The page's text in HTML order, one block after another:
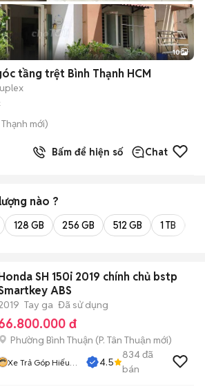
+2
10
tầng trệt Bình Thạnh HCM
Thạnh mới)
Bấm để hiện số Chat
nào ?
128 GB 256 GB 512 GB 1 TB
SH 150i 2019 chính chủ bstp
ABS
Tay ga Đã sử dụng
đ
Phường Bình Thuận (P. Tân Thuận mới)
Xe Trả Góp Hiếu
4.5
834đã
bán